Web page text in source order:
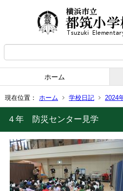
ホーム
現在位置： ホーム 学校日記 2024
４年 防災センター見学